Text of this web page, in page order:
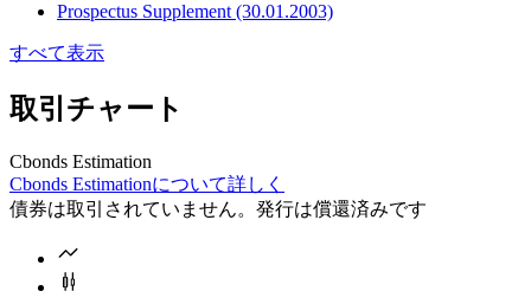
Prospectus Supplement (30.01.2003)
すべて表示
取引チャート
Cbonds Estimation
Cbonds Estimationについて詳しく
債券は取引されていません。発行は償還済みです